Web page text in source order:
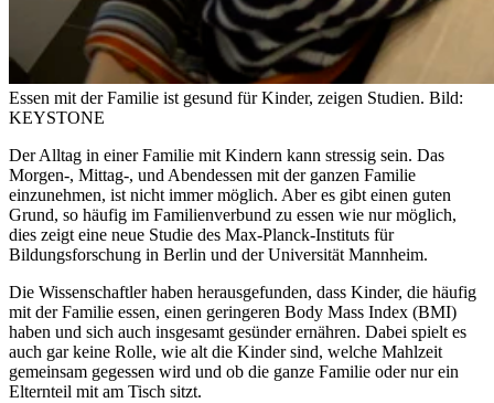
Essen mit der Familie ist gesund für Kinder, zeigen Studien. Bild:
KEYSTONE
Der Alltag in einer Familie mit Kindern kann stressig sein. Das
Morgen-, Mittag-, und Abendessen mit der ganzen Familie
einzunehmen, ist nicht immer möglich. Aber es gibt einen guten
Grund, so häufig im Familienverbund zu essen wie nur möglich,
dies zeigt eine neue Studie des Max-Planck-Instituts für
Bildungsforschung in Berlin und der Universität Mannheim.
Die Wissenschaftler haben herausgefunden, dass Kinder, die häufig
mit der Familie essen, einen geringeren Body Mass Index (BMI)
haben und sich auch insgesamt gesünder ernähren. Dabei spielt es
auch gar keine Rolle, wie alt die Kinder sind, welche Mahlzeit
gemeinsam gegessen wird und ob die ganze Familie oder nur ein
Elternteil mit am Tisch sitzt.